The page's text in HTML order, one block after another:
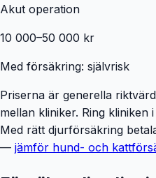
Akut operation
10 000–50 000 kr
Med försäkring: självrisk
Priserna är generella
mellan kliniker. Ring
Med rätt djurförsäkring
— jämför hund- och